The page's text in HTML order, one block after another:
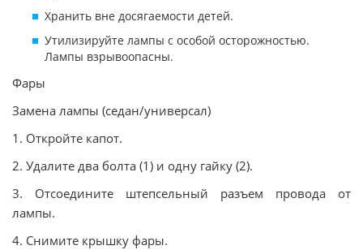
Хранить вне досягаемости детей.
Утилизируйте лампы с особой осторожностью.
Лампы взрывоопасны.
Фары
Замена лампы (седан/универсал)
1. Откройте капот.
2. Удалите два болта (1) и одну гайку (2).
3. Отсоедините штепсельный разъем провода от
лампы.
4. Снимите крышку фары.